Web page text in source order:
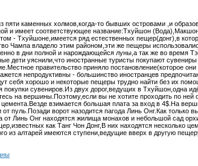
пяти каменных холмов,когда-то бывших островами ,и
и имеет соответствующее название:Тхуйшон
- Тхуйшоне,имеется ряд естественных пещер(донг),в
Чампа владело этим районом,эти же пещеры
в дни полной и нарождающейся луны,а так же во время
дети уяснили,что иностранные туристы покупают
правительство приняло постановление(которое
непродуктивны - большинство иностранцев
себя хорошо и некоторые пещеры трудно найти без их
сувениров.Из двух дорог,ведущих в Тхуйшон,одна
на вершины.Поэтому,если вы не хотите проходить по
взимается большая плата за вход в 4$.На
пуль.Позади ворот назодится пагода Линь Онг.Как только
Линь Онг находятся жилища монахов и небольшой сад
как Танг Чон Донг,В них находятся несколько
из алтарей имеются ступени,ведущие вверх в другую